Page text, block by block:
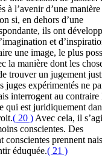
à l’avenir d’une manière
si, en dehors d’une
ils ont
et
une image, le plus
la manière dont les
trouver un jugement
juges expérimentés ne
interrogent au contraire
qui est juridiquement
( 20 )Avec cela, il
conscientes. Des
conscientes prennent
éduquée.( 21 )